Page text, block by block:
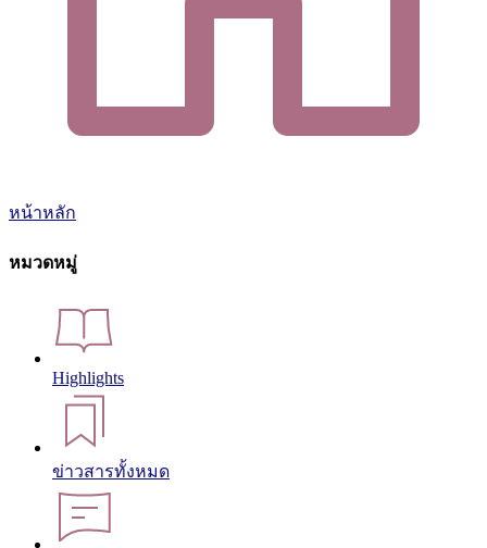
หน้าหลัก
หมวดหมู่
Highlights
ข่าวสารทั้งหมด